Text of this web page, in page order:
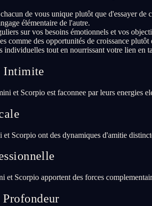
de vous unique plutôt que d'essayer de
élémentaire de l'autre.
sur vos besoins émotionnels et vos
comme des opportunités de croissance plutôt
individuelles tout en nourrissant votre lien en
Intimite
et Scorpio est faconnee par leurs energies
Scorpio ont des dynamiques d'amitie
et Scorpio apportent des forces